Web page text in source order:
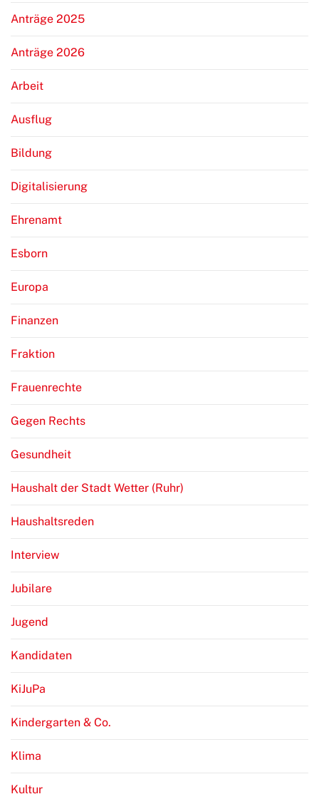
Anträge 2025
Anträge 2026
Arbeit
Ausflug
Bildung
Digitalisierung
Ehrenamt
Esborn
Europa
Finanzen
Fraktion
Frauenrechte
Gegen Rechts
Gesundheit
Haushalt der Stadt Wetter (Ruhr)
Haushaltsreden
Interview
Jubilare
Jugend
Kandidaten
KiJuPa
Kindergarten & Co.
Klima
Kultur